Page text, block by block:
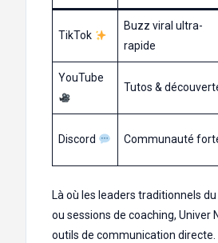
TikTok
Buzz viral ultra-
rapide
YouTube
Tutos &
Discord Communauté
Là où les leaders traditionnels
ou sessions de coaching, Univer
outils de communication